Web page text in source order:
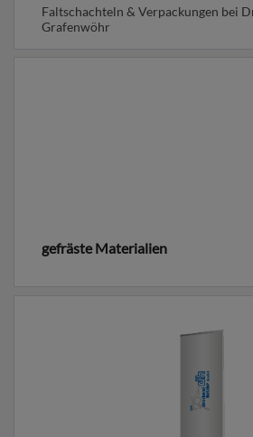
Faltschachteln & Verpackungen bei
Grafenwöhr
gefräste Materialien